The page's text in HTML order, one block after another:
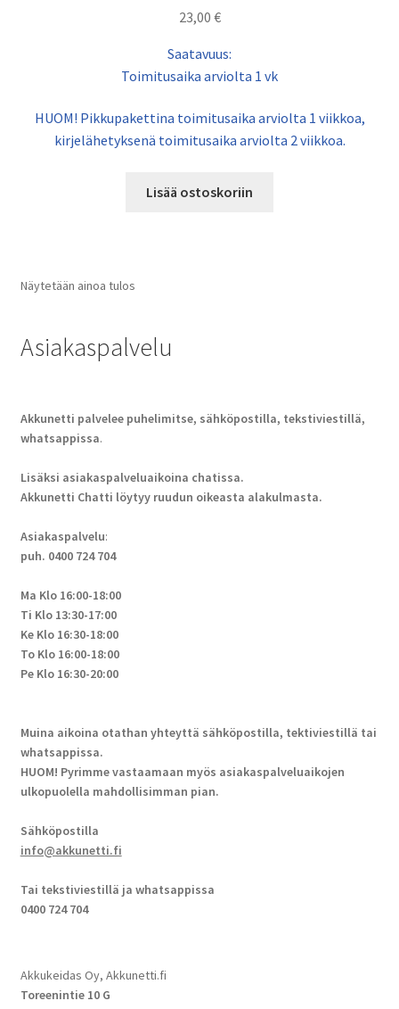
23,00 €
Saatavuus:
Toimitusaika arviolta 1 vk
HUOM! Pikkupakettina toimitusaika arviolta 1 viikkoa,
kirjelähetyksenä toimitusaika arviolta 2 viikkoa.
Lisää ostoskoriin
Näytetään ainoa tulos
Asiakaspalvelu
Akkunetti palvelee puhelimitse, sähköpostilla, tekstiviestillä,
whatsappissa.
Lisäksi asiakaspalveluaikoina chatissa.
Akkunetti Chatti löytyy ruudun oikeasta alakulmasta.
Asiakaspalvelu:
puh. 0400 724 704
Ma Klo 16:00-18:00
Ti Klo 13:30-17:00
Ke Klo 16:30-18:00
To Klo 16:00-18:00
Pe Klo 16:30-20:00
Muina aikoina otathan yhteyttä sähköpostilla, tektiviestillä tai
whatsappissa.
HUOM! Pyrimme vastaamaan myös asiakaspalveluaikojen
ulkopuolella mahdollisimman pian.
Sähköpostilla
info@akkunetti.fi
Tai tekstiviestillä ja whatsappissa
0400 724 704
Akkukeidas Oy, Akkunetti.fi
Toreenintie 10 G